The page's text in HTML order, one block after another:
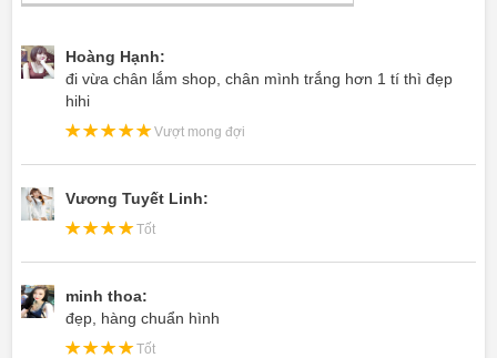
Hoàng Hạnh:
đi vừa chân lắm shop, chân mình trắng hơn 1 tí thì đẹp
hihi
Vượt mong đợi
Vương Tuyết Linh:
Tốt
minh thoa:
đẹp, hàng chuẩn hình
Tốt